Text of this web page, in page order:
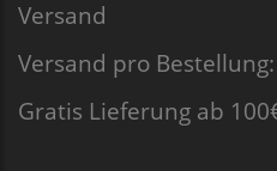
Versand
Versand pro
Gratis Lieferung ab